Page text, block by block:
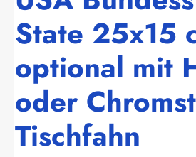
State 25x15
optional mit
oder
Tischfahn